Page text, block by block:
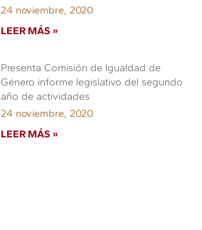
24 noviembre, 2020
LEER MÁS »
Presenta Comisión de Igualdad de
Género informe legislativo del segundo
año de actividades
24 noviembre, 2020
LEER MÁS »